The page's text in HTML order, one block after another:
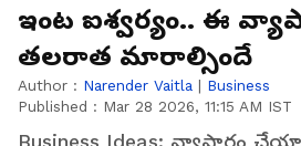
ఇంట ఐశ్వ‌ర్యం.. ఈ
త‌ల‌రాత మారాల్సిందే
Author : Narender Vaitla | Business
Published : Mar 28 2026, 11:15 AM IST
Business Ideas: వ్యాపారం